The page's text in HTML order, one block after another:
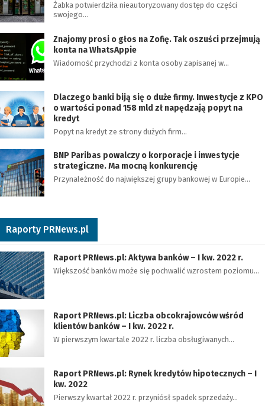
Żabka potwierdziła nieautoryzowany dostęp do części
swojego…
Znajomy prosi o głos na Zofię. Tak oszuści przejmują
konta na WhatsAppie
Wiadomość przychodzi z konta osoby zapisanej w…
Dlaczego banki biją się o duże firmy. Inwestycje z KPO
o wartości ponad 158 mld zł napędzają popyt na
kredyt
Popyt na kredyt ze strony dużych firm…
BNP Paribas powalczy o korporacje i inwestycje
strategiczne. Ma mocną konkurencję
Przynależność do największej grupy bankowej w Europie…
Raporty PRNews.pl
Raport PRNews.pl: Aktywa banków – I kw. 2022 r.
Większość banków może się pochwalić wzrostem poziomu…
Raport PRNews.pl: Liczba obcokrajowców wśród
klientów banków – I kw. 2022 r.
W pierwszym kwartale 2022 r. liczba obsługiwanych…
Raport PRNews.pl: Rynek kredytów hipotecznych – I
kw. 2022
Pierwszy kwartał 2022 r. przyniósł spadek sprzedaży…